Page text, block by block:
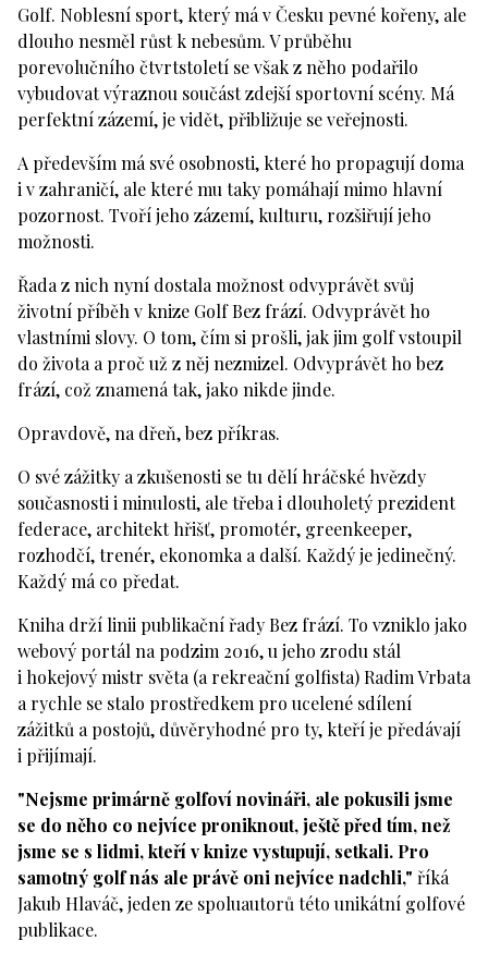
Golf. Noblesní sport, který má v Česku pevné kořeny, ale
dlouho nesměl růst k nebesům. V průběhu
porevolučního čtvrtstoletí se však z něho podařilo
vybudovat výraznou součást zdejší sportovní scény. Má
perfektní zázemí, je vidět, přibližuje se veřejnosti.
A především má své osobnosti, které ho propagují doma
i v zahraničí, ale které mu taky pomáhají mimo hlavní
pozornost. Tvoří jeho zázemí, kulturu, rozšiřují jeho
možnosti.
Řada z nich nyní dostala možnost odvyprávět svůj
životní příběh v knize Golf Bez frází. Odvyprávět ho
vlastními slovy. O tom, čím si prošli, jak jim golf vstoupil
do života a proč už z něj nezmizel. Odvyprávět ho bez
frází, což znamená tak, jako nikde jinde.
Opravdově, na dřeň, bez příkras.
O své zážitky a zkušenosti se tu dělí hráčské hvězdy
současnosti i minulosti, ale třeba i dlouholetý prezident
federace, architekt hřišť, promotér, greenkeeper,
rozhodčí, trenér, ekonomka a další. Každý je jedinečný.
Každý má co předat.
Kniha drží linii publikační řady Bez frází. To vzniklo jako
webový portál na podzim 2016, u jeho zrodu stál
i hokejový mistr světa (a rekreační golfista) Radim Vrbata
a rychle se stalo prostředkem pro ucelené sdílení
zážitků a postojů, důvěryhodné pro ty, kteří je předávají
i přijímají.
"Nejsme primárně golfoví novináři, ale pokusili jsme
se do něho co nejvíce proniknout, ještě před tím, než
jsme se s lidmi, kteří v knize vystupují, setkali. Pro
samotný golf nás ale právě oni nejvíce nadchli," říká
Jakub Hlaváč, jeden ze spoluautorů této unikátní golfové
publikace.